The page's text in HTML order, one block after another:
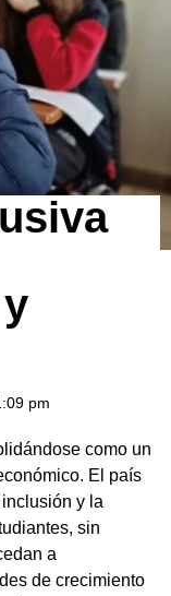
pm
como un
El país
y la
sin
a
de crecimiento